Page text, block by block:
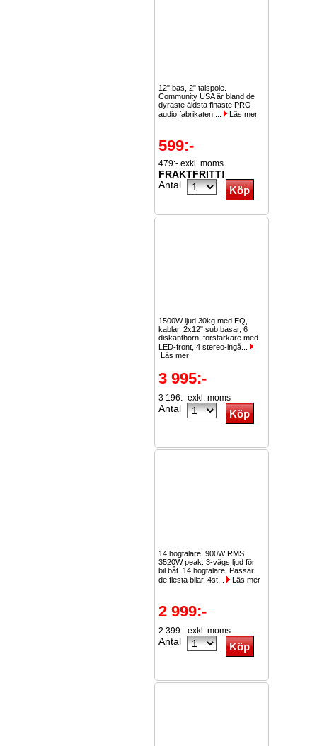
12" bas, 2" talspole.
Community USA är bland de
dyraste äldsta finaste PRO
audio fabrikaten ...
Läs mer
599:-
479:- exkl. moms
FRAKTFRITT!
Antal
1500W ljud 30kg med EQ,
kablar, 2x12" sub basar, 6
diskanthorn, förstärkare med
LED-front, 4 stereo-ingå...
Läs mer
3 995:-
3 196:- exkl. moms
Antal
14 högtalare! 900W RMS.
3520W peak. 3-vägs ljud för
bil båt. 14 högtalare. Passar
de flesta bilar. 4st...
Läs mer
2 999:-
2 399:- exkl. moms
Antal